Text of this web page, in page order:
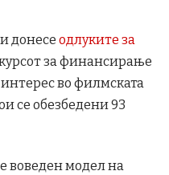
донесе одлуките за
за финансирање
во филмската
се обезбедени 93
воведен модел на